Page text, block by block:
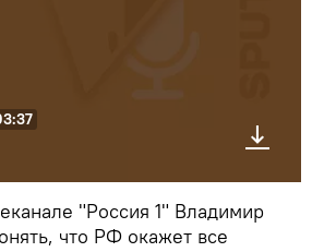
"Россия 1" Владимир
что РФ окажет все